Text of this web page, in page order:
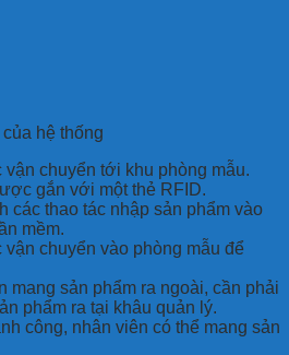
hệ thống
chuyển tới khu phòng mẫu.
gắn với một thẻ RFID.
các thao tác nhập sản phẩm vào
mềm.
chuyển vào phòng mẫu để
mang sản phẩm ra ngoài, cần phải
phẩm ra tại khâu quản lý.
công, nhân viên có thể mang sản